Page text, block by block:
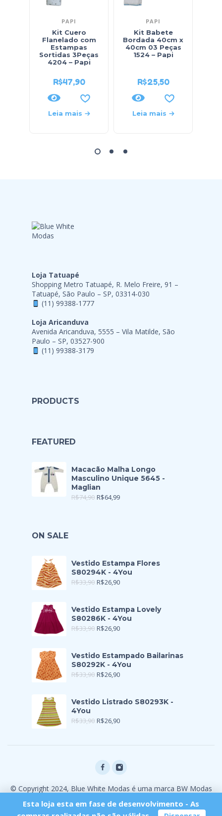
PAPI
Kit Cuero
Flanelado com
Estampas
Sortidas 3Peças
4204 – Papi
R$47,90
Leia mais
PAPI
Kit Babete
Bordada 40cm x
40cm 03 Peças
1524 – Papi
R$25,50
Leia mais
Loja Tatuapé
Shopping Metro Tatuapé, R. Melo Freire, 91 –
Tatuapé, São Paulo – SP, 03314-030
(11) 99388-1777
Loja Aricanduva
Avenida Aricanduva, 5555 – Vila Matilde, São
Paulo – SP, 03527-900
(11) 99388-3179
PRODUCTS
FEATURED
Macacão Malha Longo
Masculino Unique 5645 -
Maglian
R$74,90 R$64,99
ON SALE
Vestido Estampa Flores
S80294K - 4You
R$33,90 R$26,90
Vestido Estampa Lovely
S80286K - 4You
R$33,90 R$26,90
Vestido Estampado Bailarinas
S80292K - 4You
R$33,90 R$26,90
Vestido Listrado S80293K -
4You
R$33,90 R$26,90
© Copyright 2024, Blue White Modas é uma marca BW Modas
Esta loja esta em fase de desenvolvimento - As